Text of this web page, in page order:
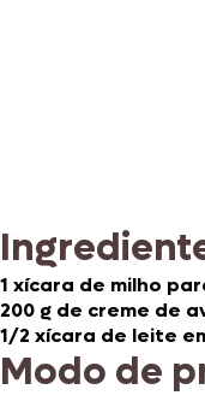
1 xícara de milho
200 g de creme de
1/2 xícara de leite
Modo de